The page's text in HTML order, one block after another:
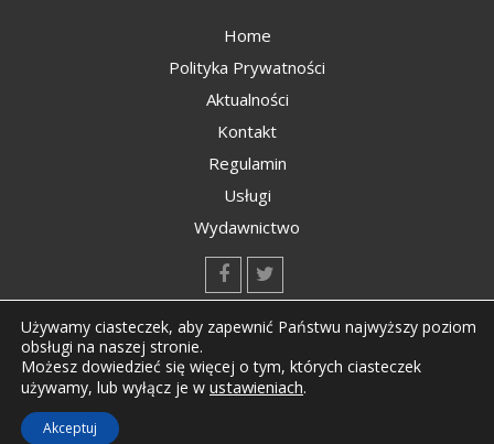
Home
Polityka Prywatności
Aktualności
Kontakt
Regulamin
Usługi
Wydawnictwo
Copyright © All rights reserved Kompozyty.net
Używamy ciasteczek, aby zapewnić Państwu najwyższy poziom
obsługi na naszej stronie.
Możesz dowiedzieć się więcej o tym, których ciasteczek
używamy, lub wyłącz je w ustawieniach.
Akceptuj